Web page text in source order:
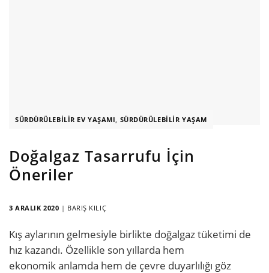
SÜRDÜRÜLEBILIR EV YAŞAMI SÜRDÜRÜLEBILIR YAŞAM
Doğalgaz Tasarrufu İçin
Öneriler
3 ARALIK 2020 | BARIŞ KILIÇ
Kış aylarının gelmesiyle birlikte doğalgaz tüketimi de
hız kazandı. Özellikle son yıllarda hem
ekonomik anlamda hem de çevre duyarlılığı göz